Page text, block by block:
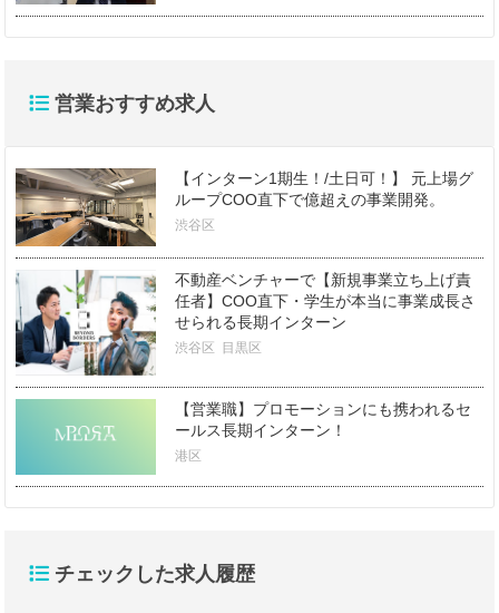
営業おすすめ求人
【インターン1期生！/土日可！】 元上場グ
ループCOO直下で億超えの事業開発。
渋谷区
不動産ベンチャーで【新規事業立ち上げ責
任者】COO直下・学生が本当に事業成長さ
せられる長期インターン
渋谷区 目黒区
【営業職】プロモーションにも携われるセ
ールス長期インターン！
港区
チェックした求人履歴